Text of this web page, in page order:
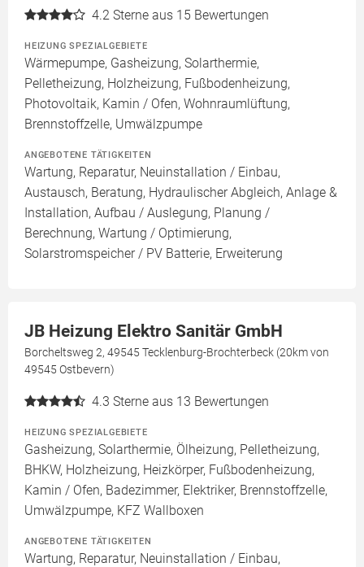
4.2 Sterne aus 15 Bewertungen
HEIZUNG SPEZIALGEBIETE
Wärmepumpe, Gasheizung, Solarthermie,
Pelletheizung, Holzheizung, Fußbodenheizung,
Photovoltaik, Kamin / Ofen, Wohnraumlüftung,
Brennstoffzelle, Umwälzpumpe
ANGEBOTENE TÄTIGKEITEN
Wartung, Reparatur, Neuinstallation / Einbau,
Austausch, Beratung, Hydraulischer Abgleich, Anlage &
Installation, Aufbau / Auslegung, Planung /
Berechnung, Wartung / Optimierung,
Solarstromspeicher / PV Batterie, Erweiterung
JB Heizung Elektro Sanitär GmbH
Borcheltsweg 2, 49545 Tecklenburg-Brochterbeck (20km von
49545 Ostbevern)
4.3 Sterne aus 13 Bewertungen
HEIZUNG SPEZIALGEBIETE
Gasheizung, Solarthermie, Ölheizung, Pelletheizung,
BHKW, Holzheizung, Heizkörper, Fußbodenheizung,
Kamin / Ofen, Badezimmer, Elektriker, Brennstoffzelle,
Umwälzpumpe, KFZ Wallboxen
ANGEBOTENE TÄTIGKEITEN
Wartung, Reparatur, Neuinstallation / Einbau,